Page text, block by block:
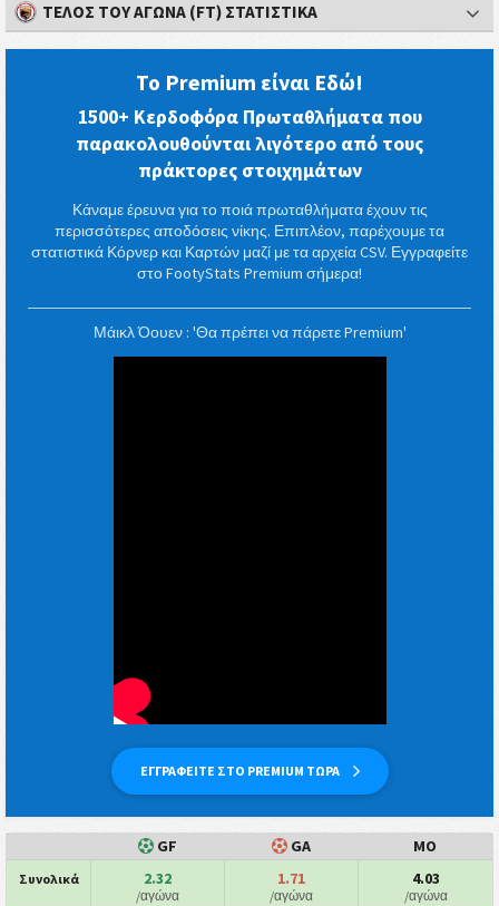
ΤΈΛΟΣ ΤΟΥ ΑΓΏΝΑ (FT) ΣΤΑΤΙΣΤΙΚΆ
Το Premium είναι Εδώ!
1500+ Κερδοφόρα Πρωταθλήματα που
παρακολουθούνται λιγότερο από τους
πράκτορες στοιχημάτων
Κάναμε έρευνα για το ποιά πρωταθλήματα έχουν τις
περισσότερες αποδόσεις νίκης. Επιπλέον, παρέχουμε τα
στατιστικά Κόρνερ και Καρτών μαζί με τα αρχεία CSV. Εγγραφείτε
στο FootyStats Premium σήμερα!
ΕΓΓΡΑΦΕΙΤΕ ΣΤΟ PREMIUM ΤΩΡΑ
Μάικλ Όουεν : 'Θα πρέπει να πάρετε Premium'
GF GA ΜΟ
Συνολικά 2.32
/αγώνα
1.71
/αγώνα
4.03
/αγώνα